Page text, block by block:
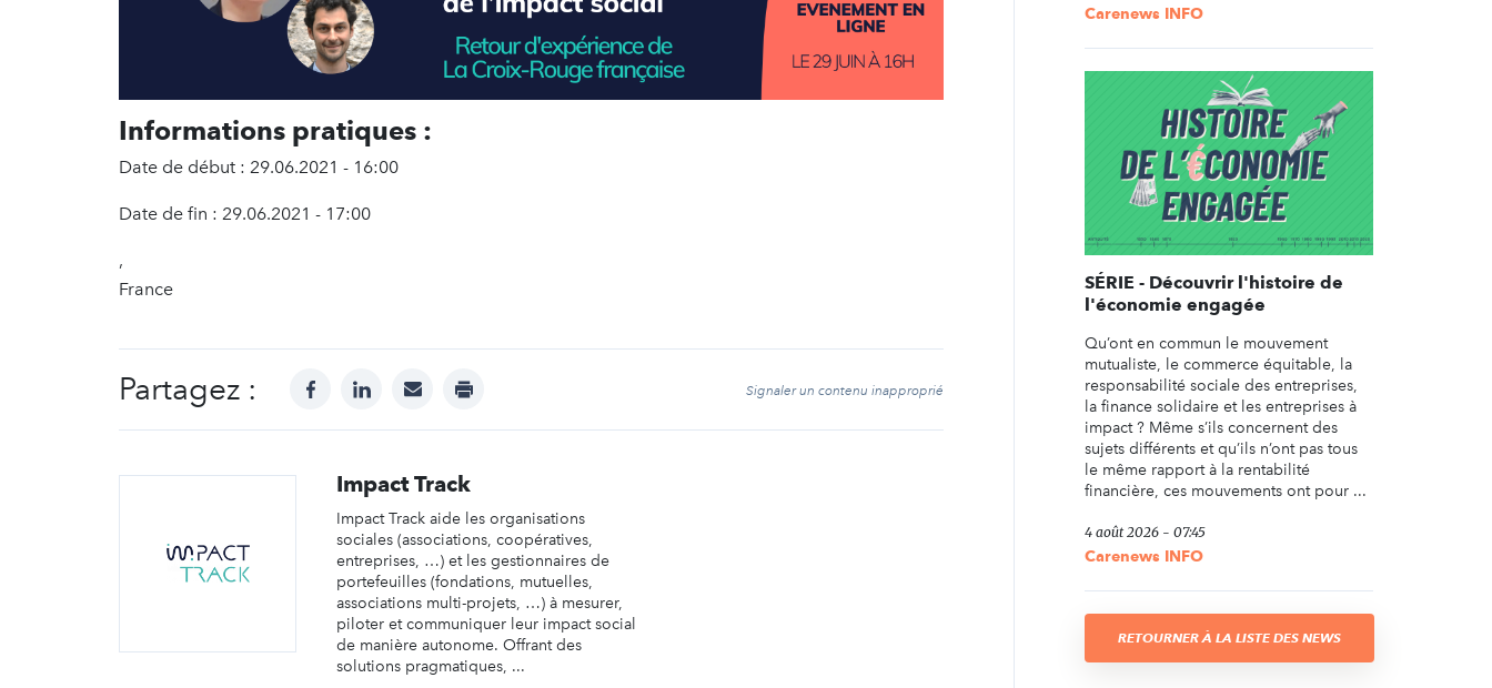
Informations pratiques :
Date de début : 29.06.2021 - 16:00
Date de fin : 29.06.2021 - 17:00
,
France
Partagez : facebooklinkedinmail print Signaler un contenu inapproprié
Impact Track
Impact Track aide les organisations
sociales (associations, coopératives,
entreprises, …) et les gestionnaires de
portefeuilles (fondations, mutuelles,
associations multi-projets, …) à mesurer,
piloter et communiquer leur impact social
de manière autonome. Offrant des
solutions pragmatiques, ...
Carenews INFO
SÉRIE - Découvrir l'histoire de
l'économie engagée
Qu’ont en commun le mouvement
mutualiste, le commerce équitable, la
responsabilité sociale des entreprises,
la finance solidaire et les entreprises à
impact ? Même s’ils concernent des
sujets différents et qu’ils n’ont pas tous
le même rapport à la rentabilité
financière, ces mouvements ont pour ...
4 août 2026 - 07:45
Carenews INFO
RETOURNER À LA LISTE DES NEWS